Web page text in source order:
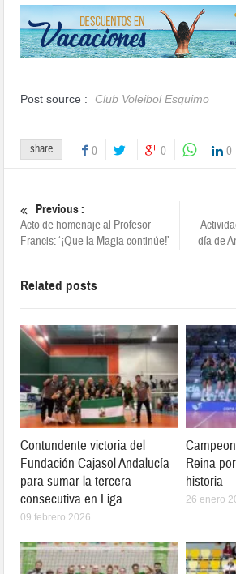
Post source : Club Voleibol Esquimo
share 0 0 0
Previous :
Acto de homenaje al Profesor
Francis: ‘¡Que la Magia continúe!’
día de
Related posts
Contundente victoria del
Fundación Cajasol Andalucía
para sumar la tercera
consecutiva en Liga.
09 febrero 2026
Reina
historia
26 enero